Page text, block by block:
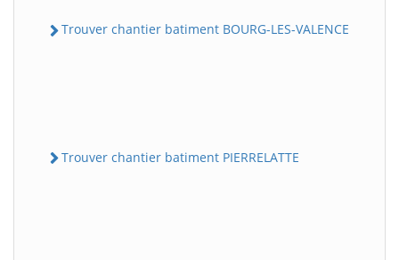
Trouver chantier batiment BOURG-LES-VALENCE
Trouver chantier batiment PIERRELATTE